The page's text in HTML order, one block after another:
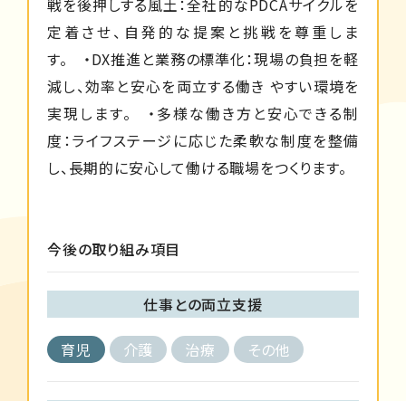
定着させ、自発的な提案と挑戦を尊重しま
す。 ・DX推進と業務の標準化：現場の負担を軽
減し、効率と安心を両立する働き やすい環境を
実現します。 ・多様な働き方と安心できる制
度：ライフステージに応じた柔軟な制度を整備
し、長期的に安心して働ける職場をつくります。
今後の取り組み項目
仕事との両立支援
育児 介護 治療 その他